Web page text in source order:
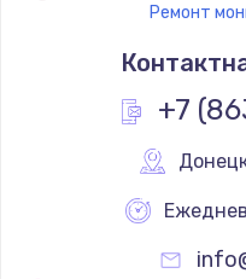
Ремонт
Ремонт
+7